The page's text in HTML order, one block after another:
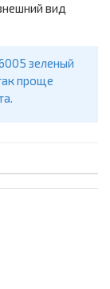
вид
зеленый
проще